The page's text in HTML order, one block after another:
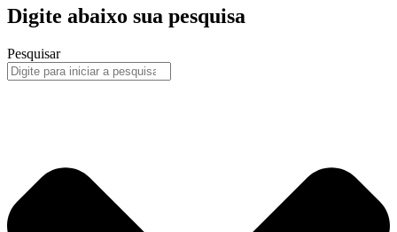
Digite abaixo sua pesquisa
Pesquisar